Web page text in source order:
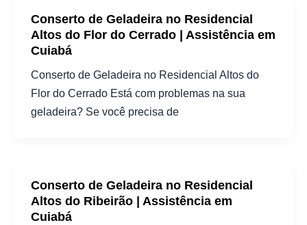
Conserto de Geladeira no Residencial
Altos do Flor do Cerrado | Assistência em
Cuiabá
Conserto de Geladeira no Residencial Altos do
Flor do Cerrado Está com problemas na sua
geladeira? Se você precisa de
Conserto de Geladeira no Residencial
Altos do Ribeirão | Assistência em
Cuiabá